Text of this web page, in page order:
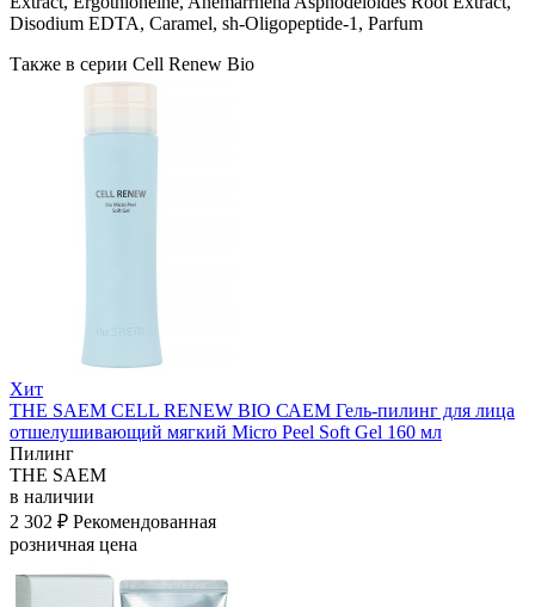
Disodium EDTA, Caramel, sh-Oligopeptide-1, Parfum
Также в серии Cell Renew Bio
Хит
THE SAEM CELL RENEW BIO САЕМ Гель-пилинг для лица
отшелушивающий мягкий Micro Peel Soft Gel 160 мл
Пилинг
THE SAEM
в наличии
2 302 ₽ Рекомендованная
розничная цена